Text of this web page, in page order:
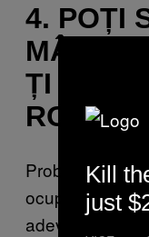
4. POȚI
MÂINE
ȚI S-A
ROMÂNIA
Probabil că
ocupației de
adevărată,
Kill
just